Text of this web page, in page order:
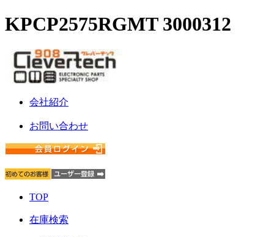
KPCP2575RGMT 3000312
会社紹介
お問い合わせ
TOP
在庫検索